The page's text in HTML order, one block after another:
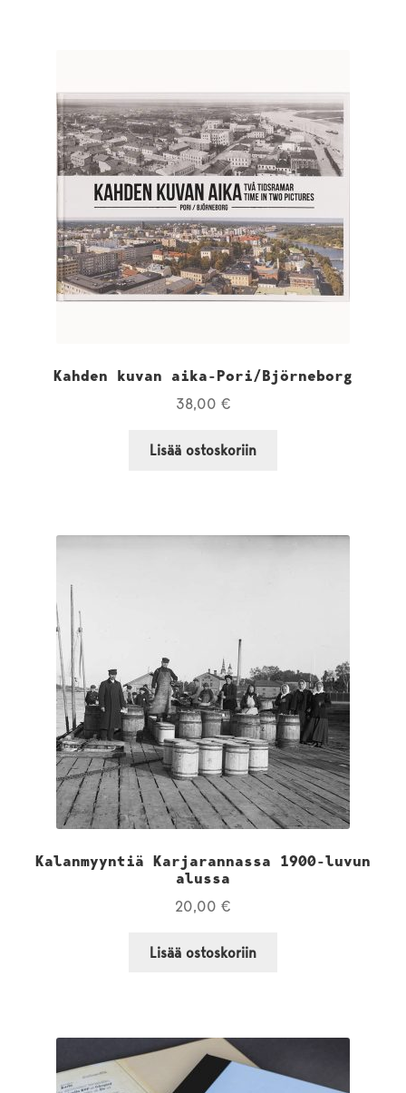
Kahden kuvan aika-Pori/Björneborg
38,00 €
Lisää ostoskoriin
Kalanmyyntiä Karjarannassa 1900-luvun
alussa
20,00 €
Lisää ostoskoriin